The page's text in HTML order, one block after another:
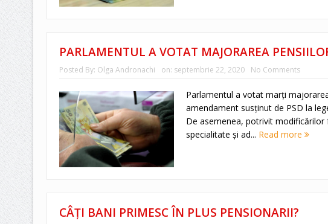
PARLAMENTUL A VOTAT MAJORAREA
Posted By: Olga Andronachi on: septembrie 22, 2020 No Comments
Parlamentul a votat marți
amendament susținut de PSD la
De asemenea, potrivit modificărilor
specialitate și ad... Read more
CÂȚI BANI PRIMESC ÎN PLUS PENSIONARII?